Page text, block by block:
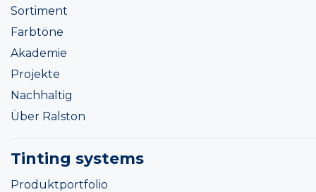
Sortiment
Farbtöne
Akademie
Projekte
Nachhaltig
Über Ralston
Tinting systems
Produktportfolio